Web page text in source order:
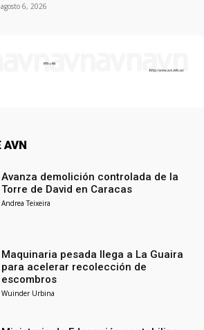
agosto 6, 2026
AVN
Avanza demolición controlada de la
Torre de David en Caracas
Andrea Teixeira
Maquinaria pesada llega a La Guaira
para acelerar recolección de
escombros
Wuinder Urbina